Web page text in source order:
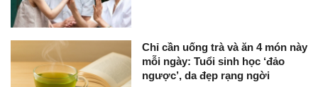
Chỉ cần uống trà và ăn 4 món này
mỗi ngày: Tuổi sinh học ‘đảo
ngược’, da đẹp rạng ngời